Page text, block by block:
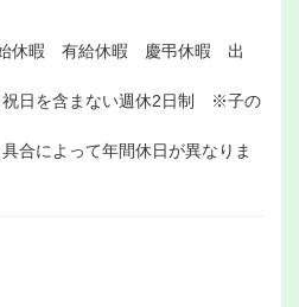
休暇 有給休暇 慶弔休暇 出
日を含まない週休2日制 ※子の
合によって年間休日が異なりま